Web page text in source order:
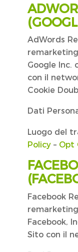
AdWords
Google Inc.
con il
Cookie
Dati
Luogo del
Policy – Opt
Facebook
Facebook,
Sito con il